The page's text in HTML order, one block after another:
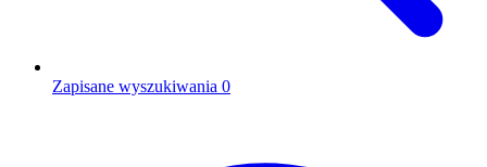
Zapisane wyszukiwania 0